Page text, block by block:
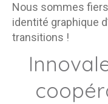
Nous sommes
identité graphique
transitions !